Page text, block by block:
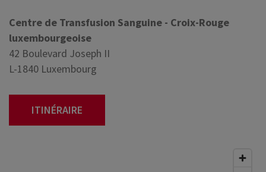
Centre de Transfusion Sanguine - Croix-Rouge
luxembourgeoise
42 Boulevard Joseph II
L-1840 Luxembourg
ITINÉRAIRE